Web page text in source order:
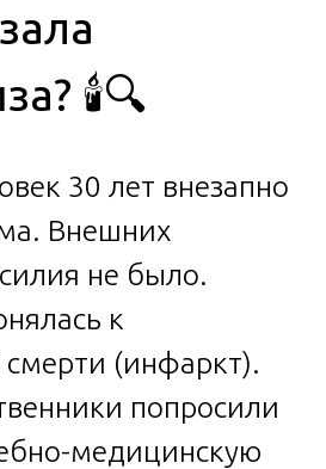
🕯️🔍
30 лет внезапно
Внешних
не было.
к
смерти (инфаркт).
попросили
медицинскую